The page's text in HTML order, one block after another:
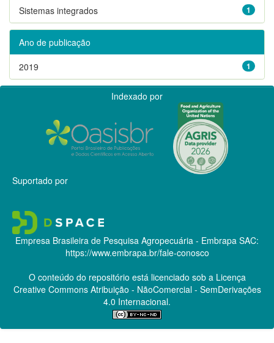
1
Sistemas integrados
Ano de publicação
1
2019
Indexado por
Suportado por
Empresa Brasileira de Pesquisa Agropecuária - Embrapa SAC:
https://www.embrapa.br/fale-conosco
O conteúdo do repositório está licenciado sob a Licença
Creative CommonsAtribuição - NãoComercial - SemDerivações
4.0 Internacional.